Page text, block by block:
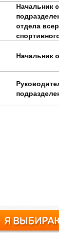
Начальник
отдела
Начальник